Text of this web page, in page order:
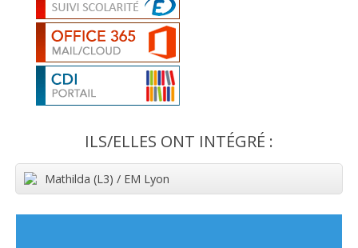
ILS/ELLES ONT INTÉGRÉ :
Mathilda (L3) / EM Lyon